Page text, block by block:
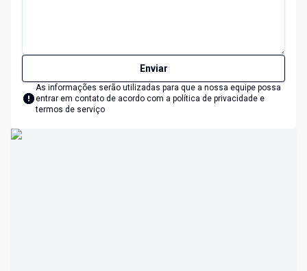
Enviar
As informações serão utilizadas para que a nossa equipe possa
entrar em contato de acordo com a política de privacidade e
termos de serviço